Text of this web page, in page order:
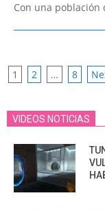
Con una población
POSTS
1 2 … 8
VIDEOS NOTICIAS